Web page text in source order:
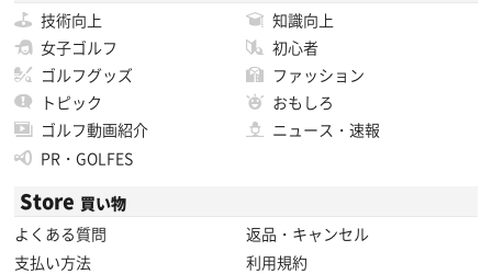
技術向上
知識向上
女子ゴルフ
初心者
ゴルフグッズ
ファッション
トピック
おもしろ
ゴルフ動画紹介
ニュース・速報
PR・GOLFES
Store 買い物
よくある質問
返品・キャンセル
支払い方法
利用規約